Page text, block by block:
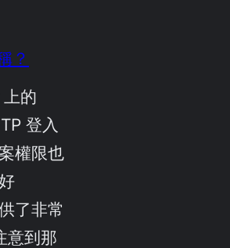
？
的
登入
權限也
了非常
意到那